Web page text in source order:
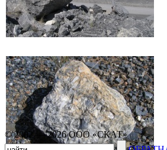
© 2002 — 2026 ООО «СКАТ»